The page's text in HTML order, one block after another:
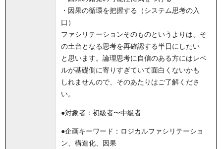
・因果の循環を把握する（システム思考の入
口）
ファシリテーションそのものというよりは、そ
の土台となる思考を再確認する半日にしたい
と思います。論理思考に自信のある方にはレベ
ルが基礎側に寄りすぎていて面白くないかも
しれませんので、そのあたりはご了解くださ
い。
●対象者：初級者〜中級者
●企画キーワード：ロジカルファシリテーショ
ン、構造化、因果